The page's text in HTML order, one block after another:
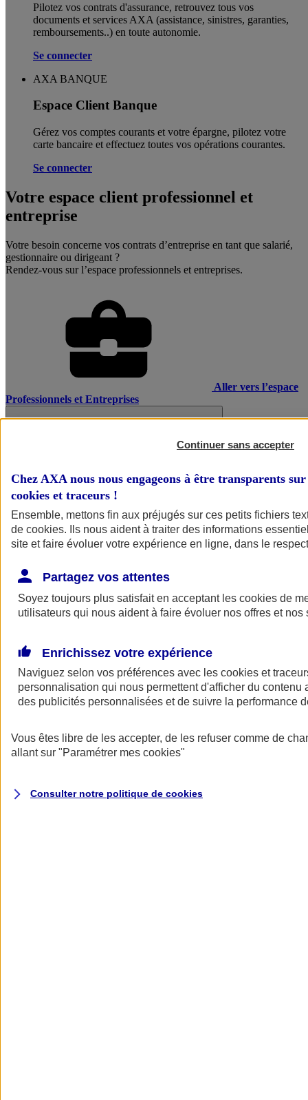
Pilotez vos contrats d'assurance, retrouvez tous vos
documents et services AXA (assistance, sinistres, garanties,
remboursements..) en toute autonomie. ​
Se connecter
AXA BANQUE
Espace Client Banque
Gérez vos comptes courants et votre épargne, pilotez votre
carte bancaire et effectuez toutes vos opérations courantes.
Se connecter
Votre espace client professionnel et
entreprise
Votre besoin concerne vos contrats d’entreprise en tant que salarié,
gestionnaire ou dirigeant ?
Rendez-vous sur l’espace professionnels et entreprises.
Aller vers l’espace
Professionnels et Entreprises
AXA Assurance
Continuer sans accepter
Chez AXA nous nous engageons à être transparents
cookies et traceurs !
Ensemble, mettons fin aux préjugés sur ces petits fichiers
de cookies. Ils nous aident à traiter des informations
site et faire évoluer votre expérience en ligne, dans le
Partagez vos attentes
Soyez toujours plus satisfait en acceptant les cookies de
utilisateurs qui nous aident à faire évoluer nos offres et nos
Enrichissez votre expérience
Naviguez selon vos préférences avec les cookies et
personnalisation qui nous permettent d'afficher du contenu
des publicités personnalisées et de suivre la performance
Vous êtes libre de les accepter, de les refuser comme de
allant sur "Paramétrer mes cookies"
Consulter notre politique de cookies